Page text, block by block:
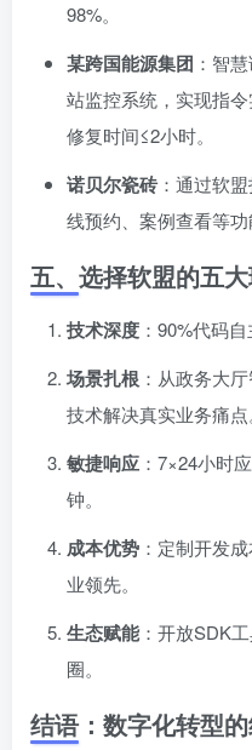
98%。
某跨国能源集团 ：智
站监控系统，实现指
修复时间≤2小时。
诺贝尔瓷砖：通过软
线预约、案例查看等功
五、选择软盟的五
技术深度 ：90%代码
场景扎根 ：从政务大
技术解决真实业务痛点
敏捷响应 ：7×24小时
钟。
成本优势 ：定制开发
业领先。
生态赋能：开放SDK
圈。
结语：数字化转型